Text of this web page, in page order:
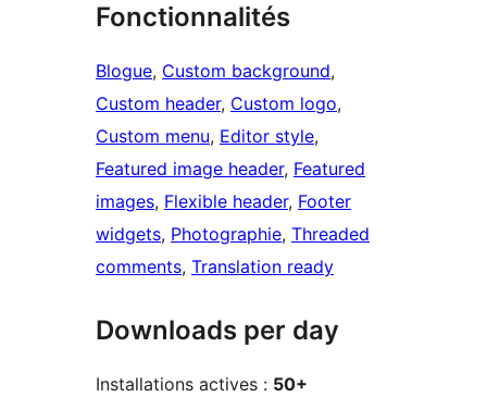
Fonctionnalités
Blogue, Custom background
Custom header, Custom logo
Custom menu, Editor style
Featured image header, Featured
images, Flexible header, Footer
widgets, Photographie, Threaded
comments, Translation ready
Downloads per day
Installations actives : 50+